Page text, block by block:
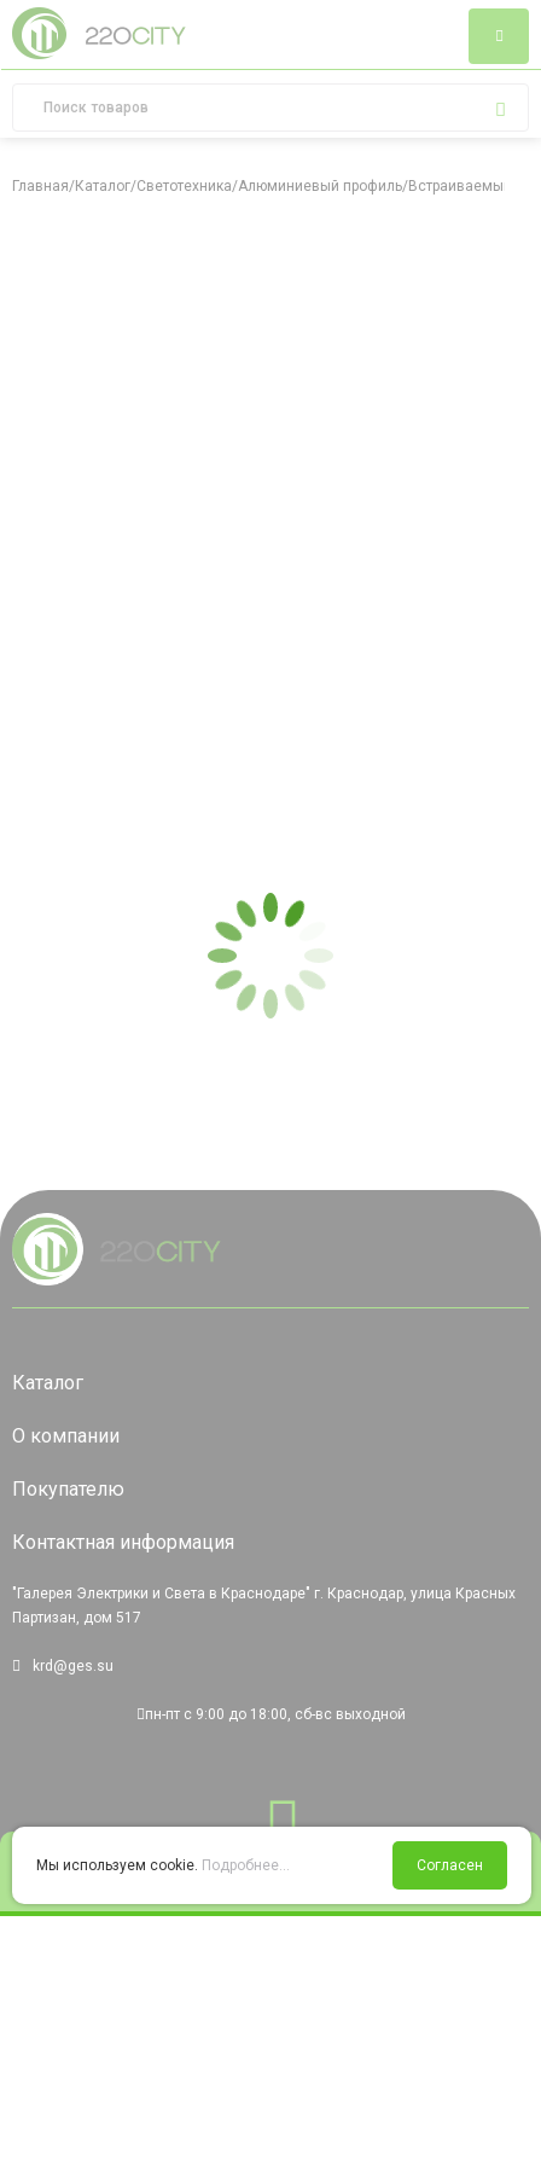
Войти Избранное Корзина
Главная/Каталог/Светотехника/Алюминиевый профиль/Встраиваемый
Каталог
О компании
Покупателю
Контактная информация
"Галерея Электрики и Света в Краснодаре" г. Краснодар, улица Красных
Партизан, дом 517
krd@ges.su
пн-пт с 9:00 до 18:00, сб-вс выходной
Мы используем cookie. Подробнее... Согласен